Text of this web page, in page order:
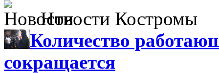
Новости Костромы
Количество
сокращается